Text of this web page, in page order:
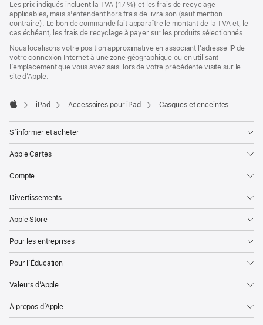
de
page
de
bas
de
Les prix indiqués incluent la TVA (17 %) et les frais de recyclage
applicables, mais s'entendent hors frais de livraison (sauf mention
contraire). Le bon de commande fait apparaître le montant de la TVA et, le
cas échéant, les frais de recyclage à payer sur les produits sélectionnés.
Nous localisons votre position approximative en associant l’adresse IP de
votre connexion Internet à une zone géographique ou en utilisant
l’emplacement que vous avez saisi lors de votre précédente visite sur le
site d’Apple.
iPad Accessoires pour iPad Casques et enceintes
S’informer et acheter
Apple Cartes
Compte
Divertissements
Apple Store
Pour les entreprises
Pour l’Éducation
Valeurs d’Apple
À propos d’Apple